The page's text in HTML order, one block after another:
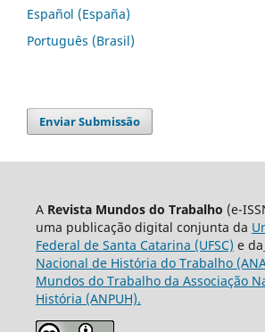
Español (España)
Português (Brasil)
Enviar Submissão
A Revista Mundos do Trabalho (e-
uma publicação digital conjunta da
Federal de Santa Catarina (UFSC) e da
Nacional de História do Trabalho
Mundos do Trabalho da Associação
História (ANPUH).